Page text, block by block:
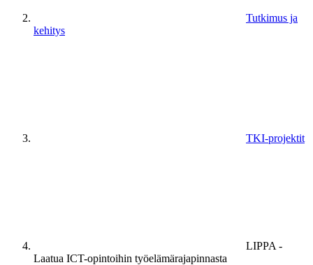
Tutkimus ja
kehitys
TKI-projektit
LIPPA -
Laatua ICT-opintoihin työelämärajapinnasta